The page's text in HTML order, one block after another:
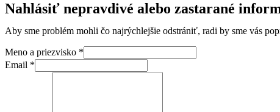
Nahlásiť nepravdivé alebo zastarané
Aby sme problém mohli čo najrýchlejšie odstrániť, radi by sme vás
Meno a priezvisko *
Email *